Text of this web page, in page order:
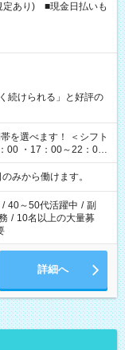
あり) ■現金日払いも
続けられる」と好評の
00 ・17：00～22：00
など
みから働けます。
/ 40～50代活躍中 / 副
/ 10名以上の大量募
詳細へ